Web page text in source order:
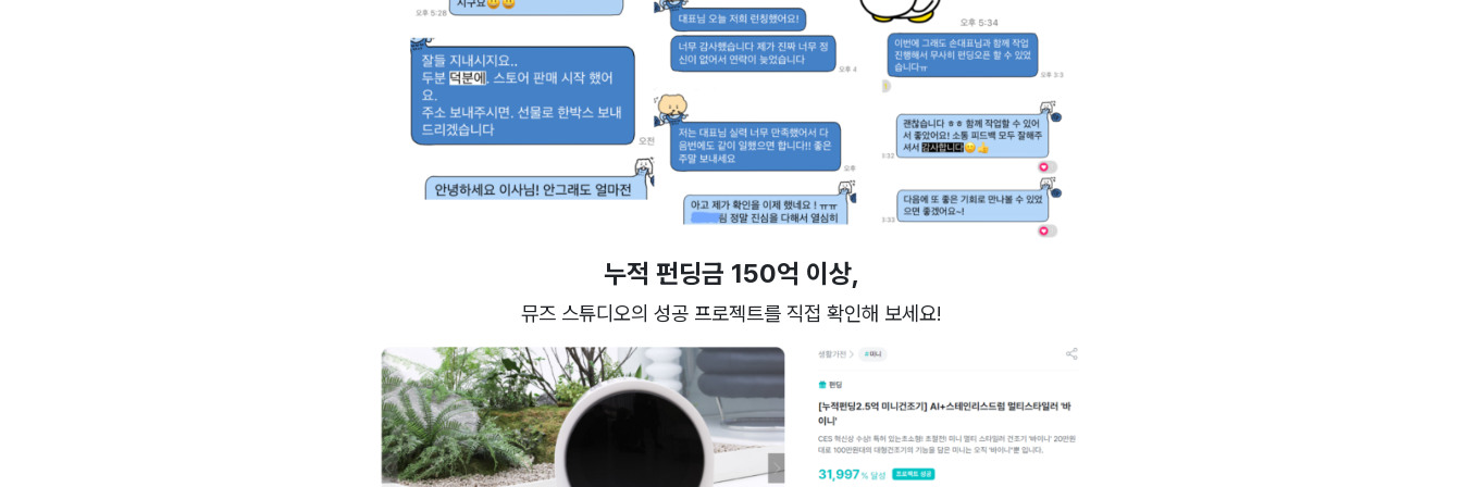
누적 펀딩금 150억 이상,
뮤즈 스튜디오의 성공 프로젝트를 직접 확인해 보세요!